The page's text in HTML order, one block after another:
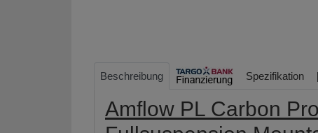
Beschreibung Spezifikation
Amflow PL Carbon